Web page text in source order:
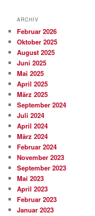
ARCHIV
Februar 2026
Oktober 2025
August 2025
Juni 2025
Mai 2025
April 2025
März 2025
September 2024
Juli 2024
April 2024
März 2024
Februar 2024
November 2023
September 2023
Mai 2023
April 2023
Februar 2023
Januar 2023